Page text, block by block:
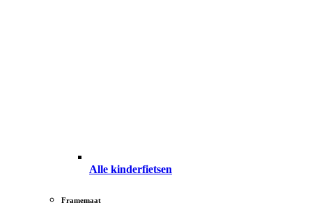
Alle kinderfietsen
Framemaat